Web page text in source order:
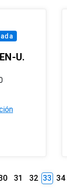
U.
31 32 33 34